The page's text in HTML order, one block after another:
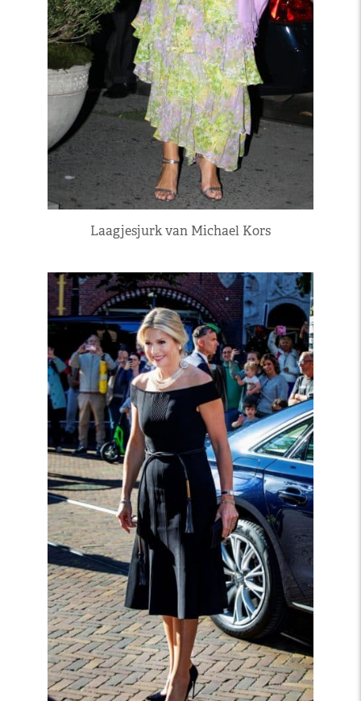
Laagjesjurk van Michael Kors